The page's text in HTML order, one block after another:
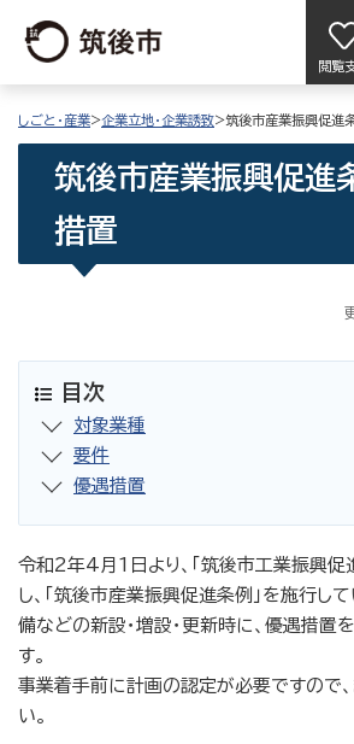
閲覧
しごと・産業>企業立地・企業誘致>筑後市産業振興促進
筑後市産業振興促進
措置
目次
対象業種
要件
優遇措置
令和2年4月1日より、「筑後市工業振興促
し、「筑後市産業振興促進条例」を施行し
備などの新設・増設・更新時に、優遇措置
す。
事業着手前に計画の認定が必要ですので
い。